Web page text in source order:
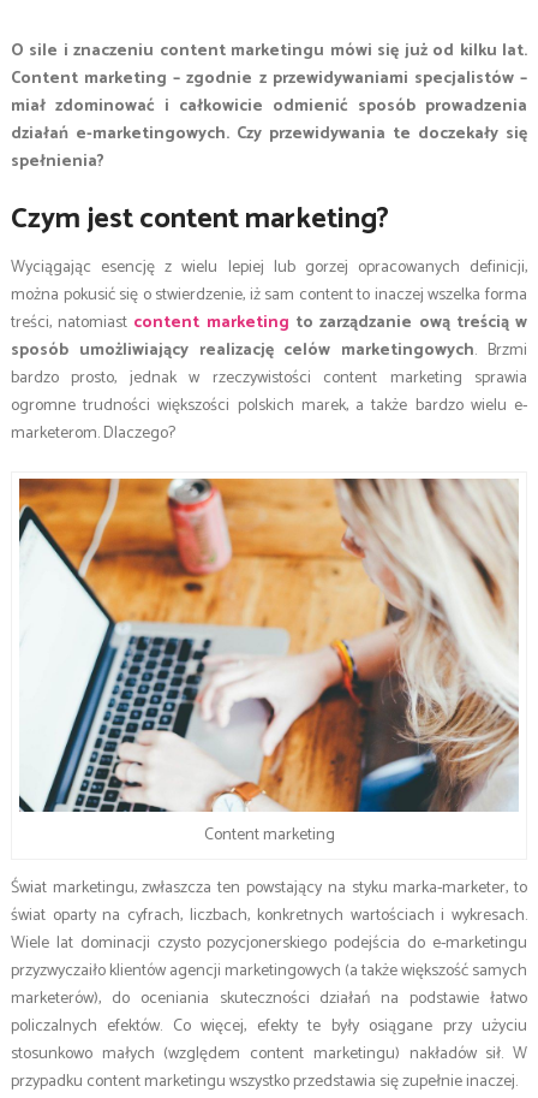
O sile i znaczeniu content marketingu mówi się już od kilku lat.
Content marketing – zgodnie z przewidywaniami specjalistów –
miał zdominować i całkowicie odmienić sposób prowadzenia
działań e-marketingowych. Czy przewidywania te doczekały się
spełnienia?
Czym jest content marketing?
Wyciągając esencję z wielu lepiej lub gorzej opracowanych definicji,
można pokusić się o stwierdzenie, iż sam content to inaczej wszelka forma
treści, natomiast content marketing to zarządzanie ową treścią w
sposób umożliwiający realizację celów marketingowych. Brzmi
bardzo prosto, jednak w rzeczywistości content marketing sprawia
ogromne trudności większości polskich marek, a także bardzo wielu e-
marketerom. Dlaczego?
Content marketing
Świat marketingu, zwłaszcza ten powstający na styku marka-marketer, to
świat oparty na cyfrach, liczbach, konkretnych wartościach i wykresach.
Wiele lat dominacji czysto pozycjonerskiego podejścia do e-marketingu
przyzwyczaiło klientów agencji marketingowych (a także większość samych
marketerów), do oceniania skuteczności działań na podstawie łatwo
policzalnych efektów. Co więcej, efekty te były osiągane przy użyciu
stosunkowo małych (względem content marketingu) nakładów sił. W
przypadku content marketingu wszystko przedstawia się zupełnie inaczej.